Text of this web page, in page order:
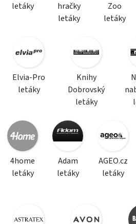
letáky
hračky
letáky
Zoo
letáky
Elvia-Pro
letáky
Knihy
Dobrovský
letáky
4home
letáky
Adam
letáky
AGEO.cz
letáky